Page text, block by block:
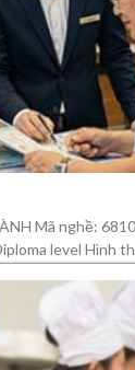
Mã nghề:
level Hình